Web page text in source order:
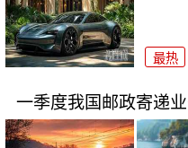
最热
一季度我国邮政寄递